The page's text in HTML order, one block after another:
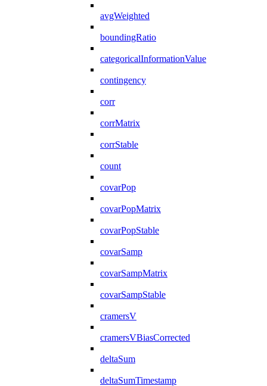
avgWeighted
boundingRatio
categoricalInformationValue
contingency
corr
corrMatrix
corrStable
count
covarPop
covarPopMatrix
covarPopStable
covarSamp
covarSampMatrix
covarSampStable
cramersV
cramersVBiasCorrected
deltaSum
deltaSumTimestamp